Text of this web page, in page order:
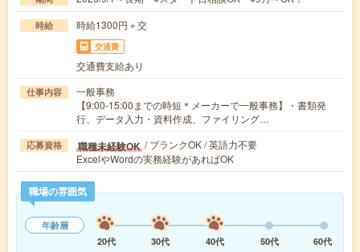
時給 時給1300円＋交
交通費
交通費支給あり
仕事内容
一般事務
【9:00-15:00までの時短＊メーカーで一般事務】・書類発
行、データ入力・資料作成、ファイリング…
応募資格 職種未経験OK / ブランクOK / 英語力不要
ExcelやWordの実務経験があればOK
職場の雰囲気
年齢層
20代
30代 40代 50代
60代